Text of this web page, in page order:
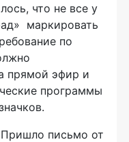
что не все у
маркировать
по
прямой эфир и
программы
письмо от